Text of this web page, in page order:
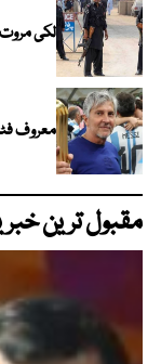
لکی مروت
معروف
مقبول ترین